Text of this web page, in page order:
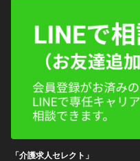
「介護求人セレクト」